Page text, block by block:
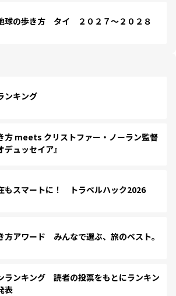
球の歩き方 タイ ２０２７～２０２８
ンキング
方 meets クリストファー・ノーラン監督
デュッセイア』
もスマートに！ トラベルハック2026
方アワード みんなで選ぶ、旅のベスト。
ランキング 読者の投票をもとにランキン
表